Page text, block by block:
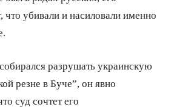
что убивали и насиловали именно
разрушать украинскую
резне в Буче”, он явно
суд сочтет его